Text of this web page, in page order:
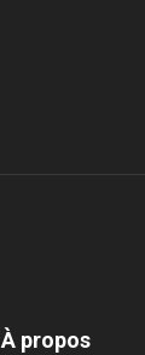
À propos